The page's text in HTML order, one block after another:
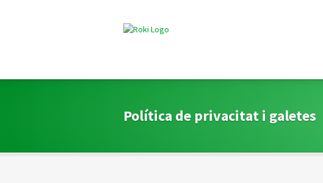
Política de privacitat i galetes